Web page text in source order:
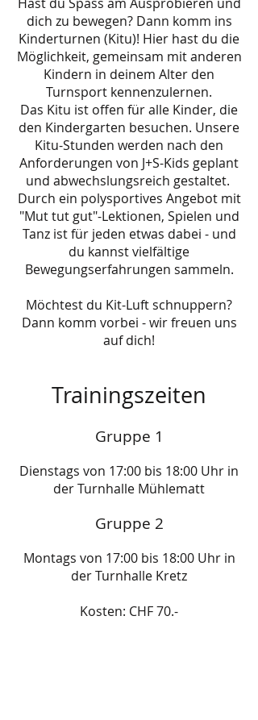
dich zu bewegen? Dann komm ins
Kinderturnen (Kitu)! Hier hast du die
Möglichkeit, gemeinsam mit anderen
Kindern in deinem Alter den
Turnsport kennenzulernen.
Das Kitu ist offen für alle Kinder, die
den Kindergarten besuchen. Unsere
Kitu-Stunden werden nach den
Anforderungen von J+S-Kids geplant
und abwechslungsreich gestaltet.
Durch ein polysportives Angebot mit
"Mut tut gut"-Lektionen, Spielen und
Tanz ist für jeden etwas dabei - und
du kannst vielfältige
Bewegungserfahrungen sammeln.
Möchtest du Kit-Luft schnuppern?
Dann komm vorbei - wir freuen uns
auf dich!
Trainingszeiten
Gruppe 1
Dienstags von 17:00 bis 18:00 Uhr in
derTurnhalle Mühlematt
Gruppe 2
Montags von 17:00 bis 18:00 Uhr in
der Turnhalle Kretz
Kosten: CHF 70.-